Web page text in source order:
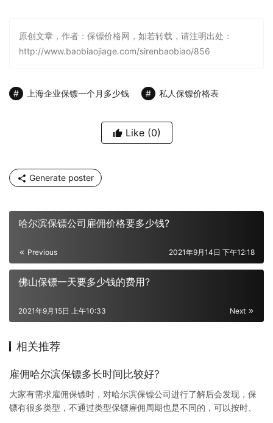
原创文章，作者：保镖价格网，如若转载，请注明出处：
http://www.baobiaojiage.com/sirenbaobiao/856
上海企业保镖一个月多少钱 私人保镖价格表
Like (0)
Generate poster
哈尔滨保镖公司雇佣价格要多少钱?
Previous 2021年9月14日 下午12:18
佛山保镖一天要多少钱的费用?
Next
2021年9月15日 上午10:33
相关推荐
雇佣哈尔滨保镖多长时间比较好?
大家有需求雇佣保镖时，对哈尔滨保镖公司进行了解后会发现，保
镖有很多类型，不通过类型保镖雇佣周期也是不同的，可以按时、